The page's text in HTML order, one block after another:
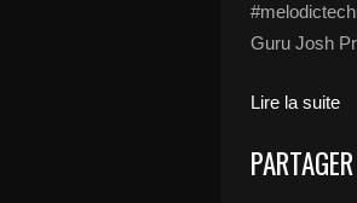
Guru Josh
Lire la suite